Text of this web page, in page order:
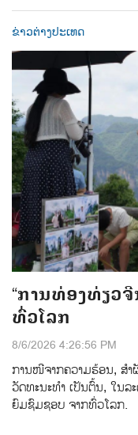
ຂ່າວຕ່າງປະເທດ
“ການທ່ອງທ່ຽວ
ທົ່ວໂລກ
8/6/2026 4:26:56 PM
ການ​​ໜີ​ຈາກ​ຄວາມ​ຮ້ອນ, ​ສຳ​
ວັດ​ທະ​ນະ​ທຳ ເປັນ​ຕົ້ນ, ໃນ​ລ
ຍົມ​ຊົມ​ຊອບ ຈາກ​ທົ່ວໂລກ.